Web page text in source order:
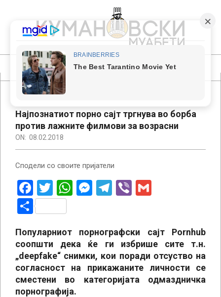
content
КУМАНОВСКИ
МУАБЕТИ
Primary
Navigation
Најпознатиот порно сајт тргнува во борба
против лажните филмови за возрасни
ON: 08.02.2018
Сподели со своите пријатели
Facebook
Twitter
WhatsApp
Messenger
Telegram
Viber
Share
Популарниот порнографски сајт Pornhub
соопшти дека ќе ги избрише сите т.н.
„deepfake“ снимки, кои поради отсуство на
согласност на прикажаните личности се
сместени во категоријата одмаздничка
порнографија.